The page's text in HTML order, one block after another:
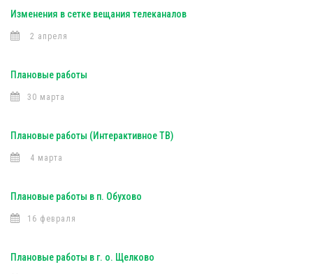
Изменения в сетке вещания телеканалов
2 апреля
Плановые работы
30 марта
Плановые работы (Интерактивное ТВ)
4 марта
Плановые работы в п. Обухово
16 февраля
Плановые работы в г. о. Щелково